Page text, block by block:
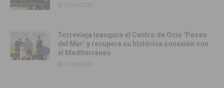
13/06/2026
Torrevieja inaugura el Centro de Ocio ‘Paseo
del Mar’ y recupera su histórica conexión con
el Mediterráneo
12/06/2026